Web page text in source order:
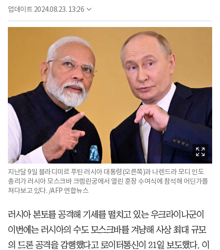
업데이트 2024.08.23. 13:26
지난달 9일 블라디미르 푸틴 러시아 대통령(오른쪽)과 나렌드라 모디 인도
총리가 러시아 모스크바 크렘린궁에서 열린 훈장 수여식에 참석해 어딘가를
쳐다보고 있다. /AFP 연합뉴스
러시아 본토를 공격해 기세를 떨치고 있는 우크라이나군이
이번에는 러시아의 수도 모스크바를 겨냥해 사상 최대 규모
의 드론 공격을 감행했다고 로이터통신이 21일 보도했다. 이